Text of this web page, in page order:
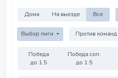
Дома На выезде Все
Выбор лиги
Победа
до 1.5
Победа соп.
до 1.5